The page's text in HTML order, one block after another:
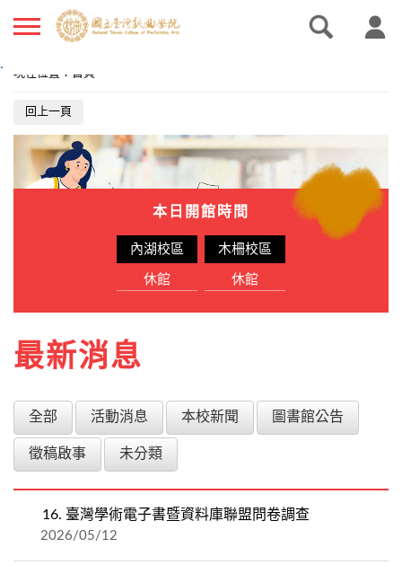
.
現在位置 ： 首頁
回上一頁
本日開館時間
內湖校區
休館
木柵校區
休館
最新消息
全部 活動消息 本校新聞 圖書館公告
徵稿啟事 未分類
16. 臺灣學術電子書暨資料庫聯盟問卷調查
2026/05/12